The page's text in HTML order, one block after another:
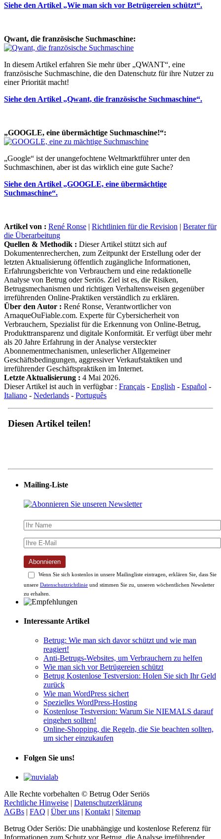
Siehe den Artikel „Wie man sich vor Betrügereien schützt“.
Qwant, die französische Suchmaschine:
In diesem Artikel erfahren Sie mehr über „QWANT“, eine
französische Suchmaschine, die den Datenschutz für ihre Nutzer zu
einer Priorität macht!
Siehe den Artikel „Qwant, die französische Suchmaschine“.
„GOOGLE, eine übermächtige Suchmaschine!“:
„Google“ ist der unangefochtene Weltmarktführer unter den
Suchmaschinen, aber ist das wirklich eine gute Sache?
Siehe den Artikel „GOOGLE, eine übermächtige
Suchmaschine“.
Artikel von : René Ronse | Richtlinien für die Revision | Berater für
die Überarbeitung
Quellen & Methodik : Dieser Artikel stützt sich auf
Dokumentenrecherchen, zum Zeitpunkt der Erstellung oder der
letzten Aktualisierung öffentlich zugängliche Informationen,
Erfahrungsberichte von Verbrauchern und eine redaktionelle
Analyse von Betrug oder Seriös. Ziel ist es, die Risiken,
Betrugsmechanismen und richtigen Verhaltensweisen gegenüber
irreführenden Online-Praktiken verständlich zu erklären.
Über den Autor : René Ronse, Verantwortlicher von
ArnaqueOuFiable.com. Experte für Cybersicherheit von
Verbrauchern, Spezialist für die Erkennung von Online-Betrug,
Produkttransparenz und digitale Konformität. Er verfügt über mehr
als 20 Jahre Erfahrung in der Analyse versteckter
Abonnementmechanismen, unleserlicher Allgemeiner
Geschäftsbedingungen, aggressiver Verkaufstaktiken und
irreführender Geschäftspraktiken im Internet.
Letzte Aktualisierung : 4 Mai 2026.
Dieser Artikel ist auch in verfügbar : Français - English - Español -
Italiano - Nederlands - Português
Diesen Artikel teilen!
Mailing-Liste
Abonnieren
Wenn Sie sich kostenlos in unsere Mailingliste eintragen, erklären Sie, dass Sie
unsere Datenschutzrichtlinie und stimmen Sie zu, unseren wöchentlichen Newsletter
zu erhalten.
Interessante Artikel
Betrug: Wie man sich davor schützt und wie man
reagiert!
Anti-Betrugs-Websites, um Verbrauchern zu helfen
Wie man sich vor Betrügereien schützt
Betrug Kostenlose Testversion: Holen Sie sich Ihr Geld
zurück
Wie man WordPress sichert
Spezielles WordPress-Hosting
Kostenlose Testversion: Warum Sie NIEMALS darauf
eingehen sollten!
Online-Shopping, die Regeln, die Sie beachten sollten,
um sicher einzukaufen
Folgen Sie uns!
Alle Rechte vorbehalten © Betrug Oder Seriös
Rechtliche Hinweise | Datenschutzerklärung
AGBs | FAQ | Über uns | Kontakt | Sitemap
Betrug Oder Seriös: Die unabhängige und kostenlose Referenz für
Informationen zum Schutz vor Betrug, die Analyse irreführender